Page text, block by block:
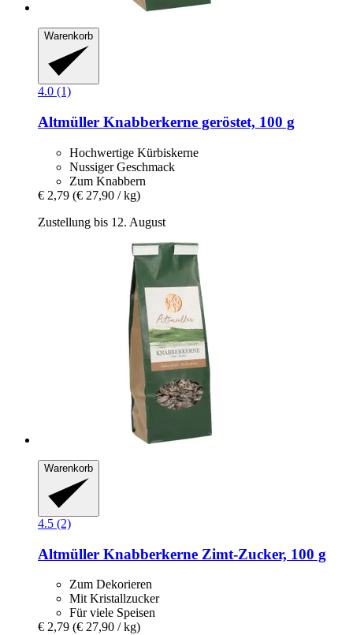
Warenkorb
4.0 (1)
Altmüller Knabberkerne geröstet, 100 g
Hochwertige Kürbiskerne
Nussiger Geschmack
Zum Knabbern
€ 2,79 (€ 27,90 / kg)
Zustellung bis 12. August
Warenkorb
4.5 (2)
Altmüller Knabberkerne Zimt-​Zucker, 100 g
Zum Dekorieren
Mit Kristallzucker
Für viele Speisen
€ 2,79 (€ 27,90 / kg)